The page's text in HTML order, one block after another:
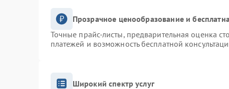
Прозрачное ценообразование и
Точные прайс-листы, предварительная оценка
платежей и возможность бесплатной
Широкий спектр услуг